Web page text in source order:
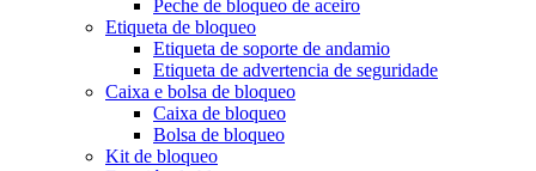
Peche de bloqueo de aceiro
Etiqueta de bloqueo
Etiqueta de soporte de andamio
Etiqueta de advertencia de seguridade
Caixa e bolsa de bloqueo
Caixa de bloqueo
Bolsa de bloqueo
Kit de bloqueo